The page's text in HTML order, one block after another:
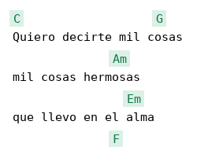
C
G
Quiero decirte mil cosas
Am
mil cosas hermosas
Em
que llevo en el alma
F